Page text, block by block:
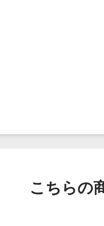
こちらの